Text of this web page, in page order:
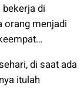
di
orang menjadi
di saat ada
itulah